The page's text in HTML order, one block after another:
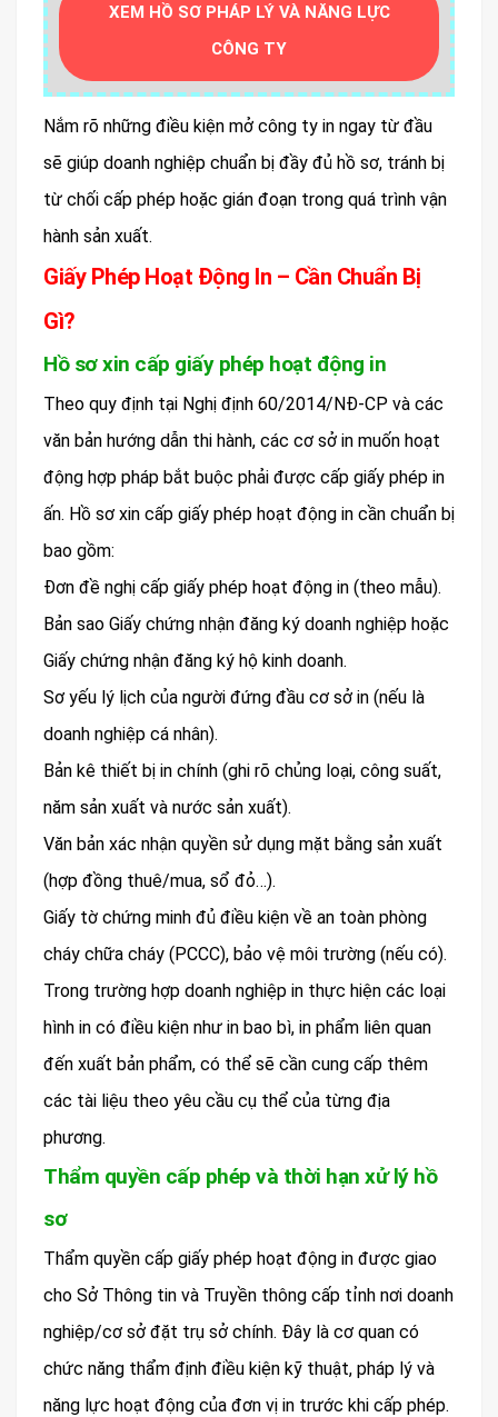
XEM HỒ SƠ PHÁP LÝ VÀ NĂNG LỰC
CÔNG TY
Nắm rõ những điều kiện mở công ty in ngay từ đầu
sẽ giúp doanh nghiệp chuẩn bị đầy đủ hồ sơ, tránh bị
từ chối cấp phép hoặc gián đoạn trong quá trình vận
hành sản xuất.
Giấy Phép Hoạt Động In – Cần Chuẩn Bị
Gì?
Hồ sơ xin cấp giấy phép hoạt động in
Theo quy định tại Nghị định 60/2014/NĐ-CP và các
văn bản hướng dẫn thi hành, các cơ sở in muốn hoạt
động hợp pháp bắt buộc phải được cấp giấy phép in
ấn. Hồ sơ xin cấp giấy phép hoạt động in cần chuẩn bị
bao gồm:
Đơn đề nghị cấp giấy phép hoạt động in (theo mẫu).
Bản sao Giấy chứng nhận đăng ký doanh nghiệp hoặc
Giấy chứng nhận đăng ký hộ kinh doanh.
Sơ yếu lý lịch của người đứng đầu cơ sở in (nếu là
doanh nghiệp cá nhân).
Bản kê thiết bị in chính (ghi rõ chủng loại, công suất,
năm sản xuất và nước sản xuất).
Văn bản xác nhận quyền sử dụng mặt bằng sản xuất
(hợp đồng thuê/mua, sổ đỏ…).
Giấy tờ chứng minh đủ điều kiện về an toàn phòng
cháy chữa cháy (PCCC), bảo vệ môi trường (nếu có).
Trong trường hợp doanh nghiệp in thực hiện các loại
hình in có điều kiện như in bao bì, in phẩm liên quan
đến xuất bản phẩm, có thể sẽ cần cung cấp thêm
các tài liệu theo yêu cầu cụ thể của từng địa
phương.
Thẩm quyền cấp phép và thời hạn xử lý hồ
sơ
Thẩm quyền cấp giấy phép hoạt động in được giao
cho Sở Thông tin và Truyền thông cấp tỉnh nơi doanh
nghiệp/cơ sở đặt trụ sở chính. Đây là cơ quan có
chức năng thẩm định điều kiện kỹ thuật, pháp lý và
năng lực hoạt động của đơn vị in trước khi cấp phép.